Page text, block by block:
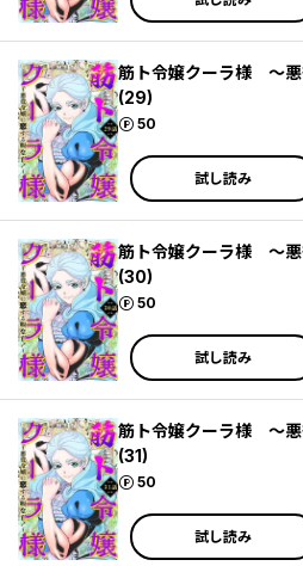
筋ト令嬢クーラ様 ～悪
(29)
50
ポイント
試し読み
筋ト令嬢クーラ様 ～悪
(30)
50
ポイント
試し読み
筋ト令嬢クーラ様 ～悪
(31)
50
ポイント
試し読み